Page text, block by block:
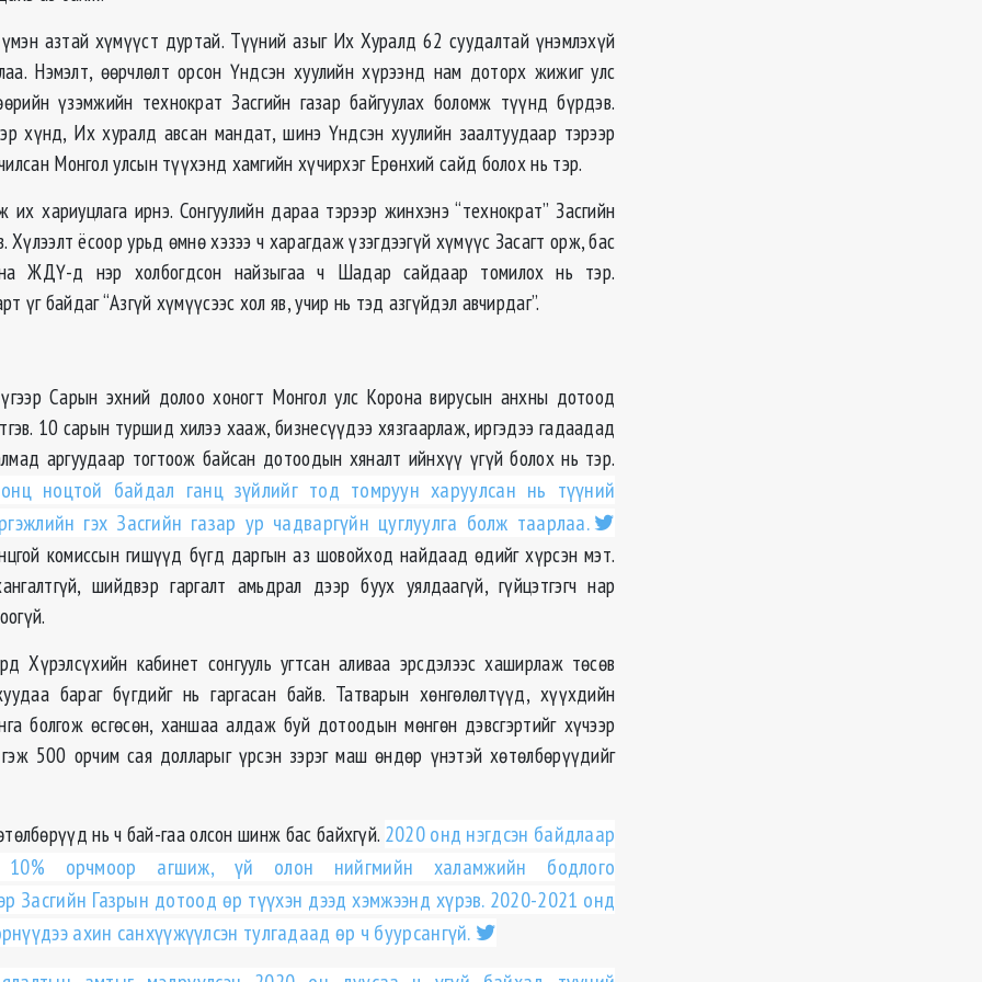
азтай хүмүүст дуртай. Түүний азыг Их Хуралд 62 суудалтай үнэмлэхүй
Нэмэлт, өөрчлөлт орсон Үндсэн хуулийн хүрээнд нам доторх жижиг улс
үзэмжийн технократ Засгийн газар байгуулах боломж түүнд бүрдэв.
хүнд, Их хуралд авсан мандат, шинэ Үндсэн хуулийн заалтуудаар тэрээр
Монгол улсын түүхэнд хамгийн хүчирхэг Ерөнхий сайд болох нь тэр.
их хариуцлага ирнэ. Сонгуулийн дараа тэрээр жинхэнэ “технократ” Засгийн
Хүлээлт ёсоор урьд өмнө хэзээ ч харагдаж үзэгдээгүй хүмүүс Засагт орж, бас
ЖДҮ-д нэр холбогдсон найзыгаа ч Шадар сайдаар томилох нь тэр.
үг байдаг “Азгүй хүмүүсээс хол яв, учир нь тэд азгүйдэл авчирдаг”.
Сарын эхний долоо хоногт Монгол улс Корона вирусын анхны дотоод
10 сарын туршид хилээ хааж, бизнесүүдээ хязгаарлаж, иргэдээ гадаадад
аргуудаар тогтоож байсан дотоодын хяналт ийнхүү үгүй болох нь тэр.
ноцтой байдал ганц зүйлийг тод томруун харуулсан нь түүний
гэх Засгийн газар ур чадваргүйн цуглуулга болж таарлаа.
комиссын гишүүд бүгд даргын аз шовойход найдаад өдийг хүрсэн мэт.
шийдвэр гаргалт амьдрал дээр буух уялдаагүй, гүйцэтгэгч нар
Хүрэлсүхийн кабинет сонгууль угтсан аливаа эрсдэлээс хаширлаж төсөв
бараг бүгдийг нь гаргасан байв. Татварын хөнгөлөлтүүд, хүүхдийн
болгож өсгөсөн, ханшаа алдаж буй дотоодын мөнгөн дэвсгэртийг хүчээр
500 орчим сая долларыг үрсэн зэрэг маш өндөр үнэтэй хөтөлбөрүүдийг
нь ч бай-гаа олсон шинж бас байхгүй. 2020 онд нэгдсэн байдлаар
10% орчмоор агшиж, үй олон нийгмийн халамжийн бодлого
Засгийн Газрын дотоод өр түүхэн дээд хэмжээнд хүрэв. 2020-2021 онд
ахин санхүүжүүлсэн тулгадаад өр ч буурсангүй.